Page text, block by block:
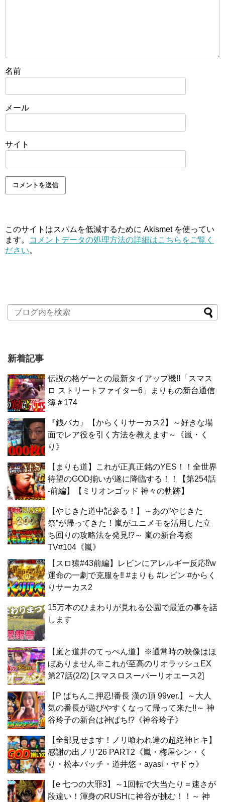
名前
メール
サイト
このサイトはスパムを低減するために Akismet を使ってい
ます。
コメントデータの処理方法の詳細はこちらをご覧く
ださい。
新着記事
伝説の格ゲーとの最新タイアップ機!!「スマス
ロ ストリートファイター6」まりもの新台通信
簿＃174
『銭バカ』【からくりサーカス2】～好きな場
面でレア役を引く方法を教えます～《嵐・く
り》
【まりも道】これが正真正銘のYES！！全世界
待望のGOD揃いが遂に降臨する！！【第254話
-前編】【ミリオンゴッド 神々の軌跡】
【やじきた道中記参る！】～あの”やじきた
祭”が帰ってきた！嵐がユニメモを活用した立
ち回りの攻略法を発見!?～ 嵐の新台考察
TV#104《嵐》
【スロ猿#43前編】レビンにアレルギー反応⁉w
運命の一劇で克服を‼ #まりも #レビン #からく
りサーカス2
15万本のひまわりが見れる公園で最近の事を話
します
【嵐と道井のてっぺん道】※通常時の映像はほ
ぼありません※これが至高のリオラッシュEX
第27話(2/2) [スマスロスーパーリオエース2]
【P ぱちんこ押忍!番長 漢の頂 99ver.】～大人
気の番長が遊びやすくなって帰って来た!!～ 神
谷玲子の新台は神ぱち!?《神谷玲子》
【全部見せます！ノリ喰われ達の超絶神ヒキ】
感謝の出ノリ’26 PART2《嵐・梅屋シン・く
り・松本バッチ・道井悠・ayasi・ヤドゥ》
【e 七つの大罪3】～1回転で大当たり＝速さが
段違い！渾身のRUSHに神谷が挑む！！～ 神